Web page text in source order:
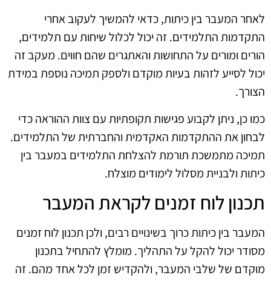
לאחר המעבר בין כיתות, כדאי להמשיך לעקוב אחרי
התקדמות התלמידים. זה יכול לכלול שיחות עם תלמידים,
הורים ומורים על התחושות והאתגרים שהם חווים. מעקב זה
יכול לסייע לזהות בעיות מוקדם ולספק תמיכה נוספת במידת
הצורך.
כמו כן, ניתן לקבוע פגישות תקופתיות עם צוות ההוראה כדי
לבחון את ההתקדמות האקדמית והחברתית של התלמידים.
תמיכה מתמשכת תורמת להצלחת התלמידים במעבר בין
כיתות ולבניית מסלול לימודים מוצלח.
תכנון לוח זמנים לקראת המעבר
המעבר בין כיתות כרוך בשינויים רבים, ולכן תכנון לוח זמנים
מסודר יכול להקל על התהליך. מומלץ להתחיל בתכנון
מוקדם של שלבי המעבר, ולהקדיש זמן לכל אחד מהם. זה